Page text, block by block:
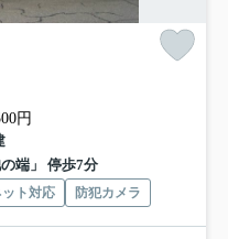
円
端」 停歩7分
ト対応 防犯カメラ